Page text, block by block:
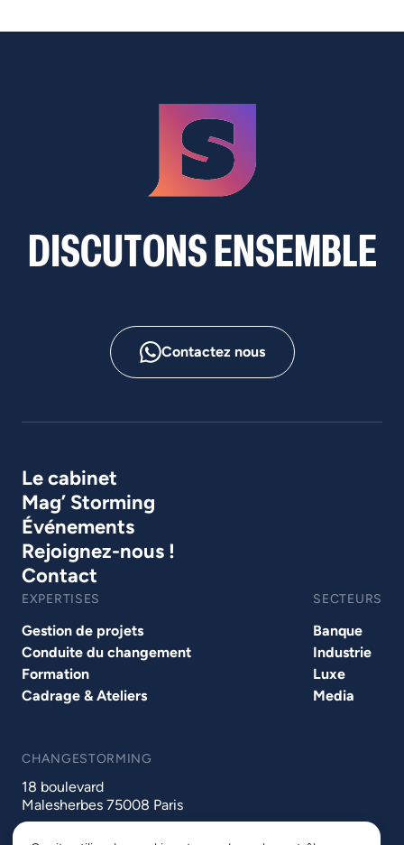
D SCUTONS E NS E M B L E
Contactez nous
Le cabinet
Mag’ Storming
Événements
Rejoignez-nous !
Contact
EXPERTISES
Gestion de projets
Conduite du changement
Formation
Cadrage & Ateliers
SECTEURS
Banque
Industrie
Luxe
Media
CHANGESTORMING
18 boulevard
Malesherbes 75008 Paris